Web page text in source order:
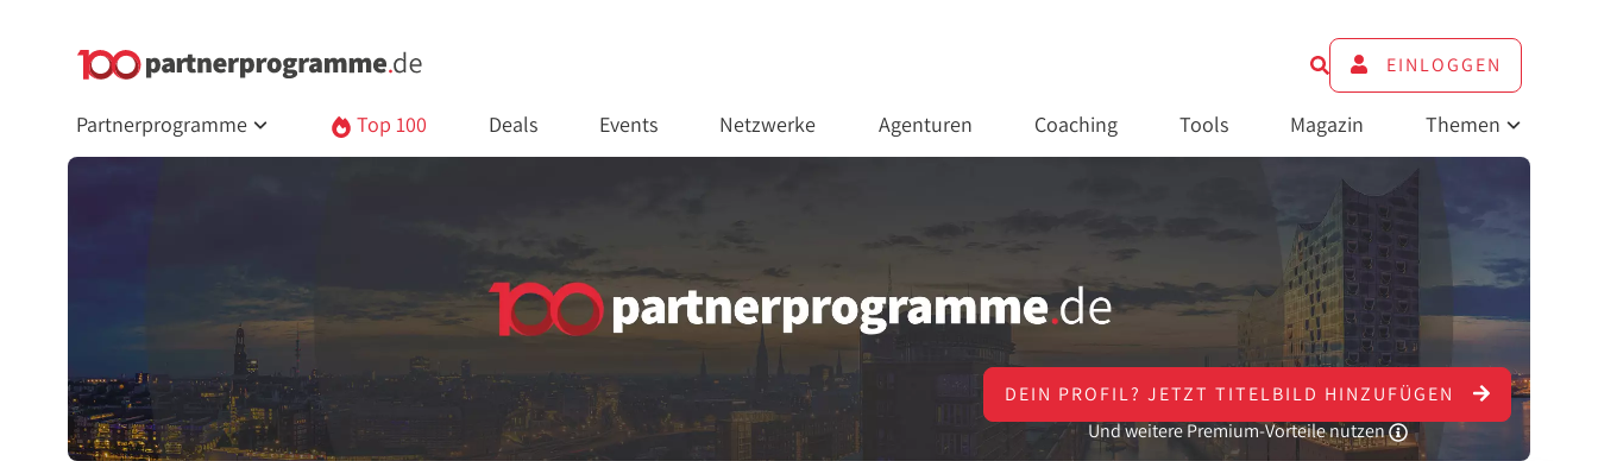
EINLOGGEN
Partnerprogramme Top 100 Deals Events Netzwerke Agenturen Coaching Tools Magazin Themen
DEIN PROFIL? JETZT TITELBILD HINZUFÜGEN
Und weitere Premium-Vorteile nutzen